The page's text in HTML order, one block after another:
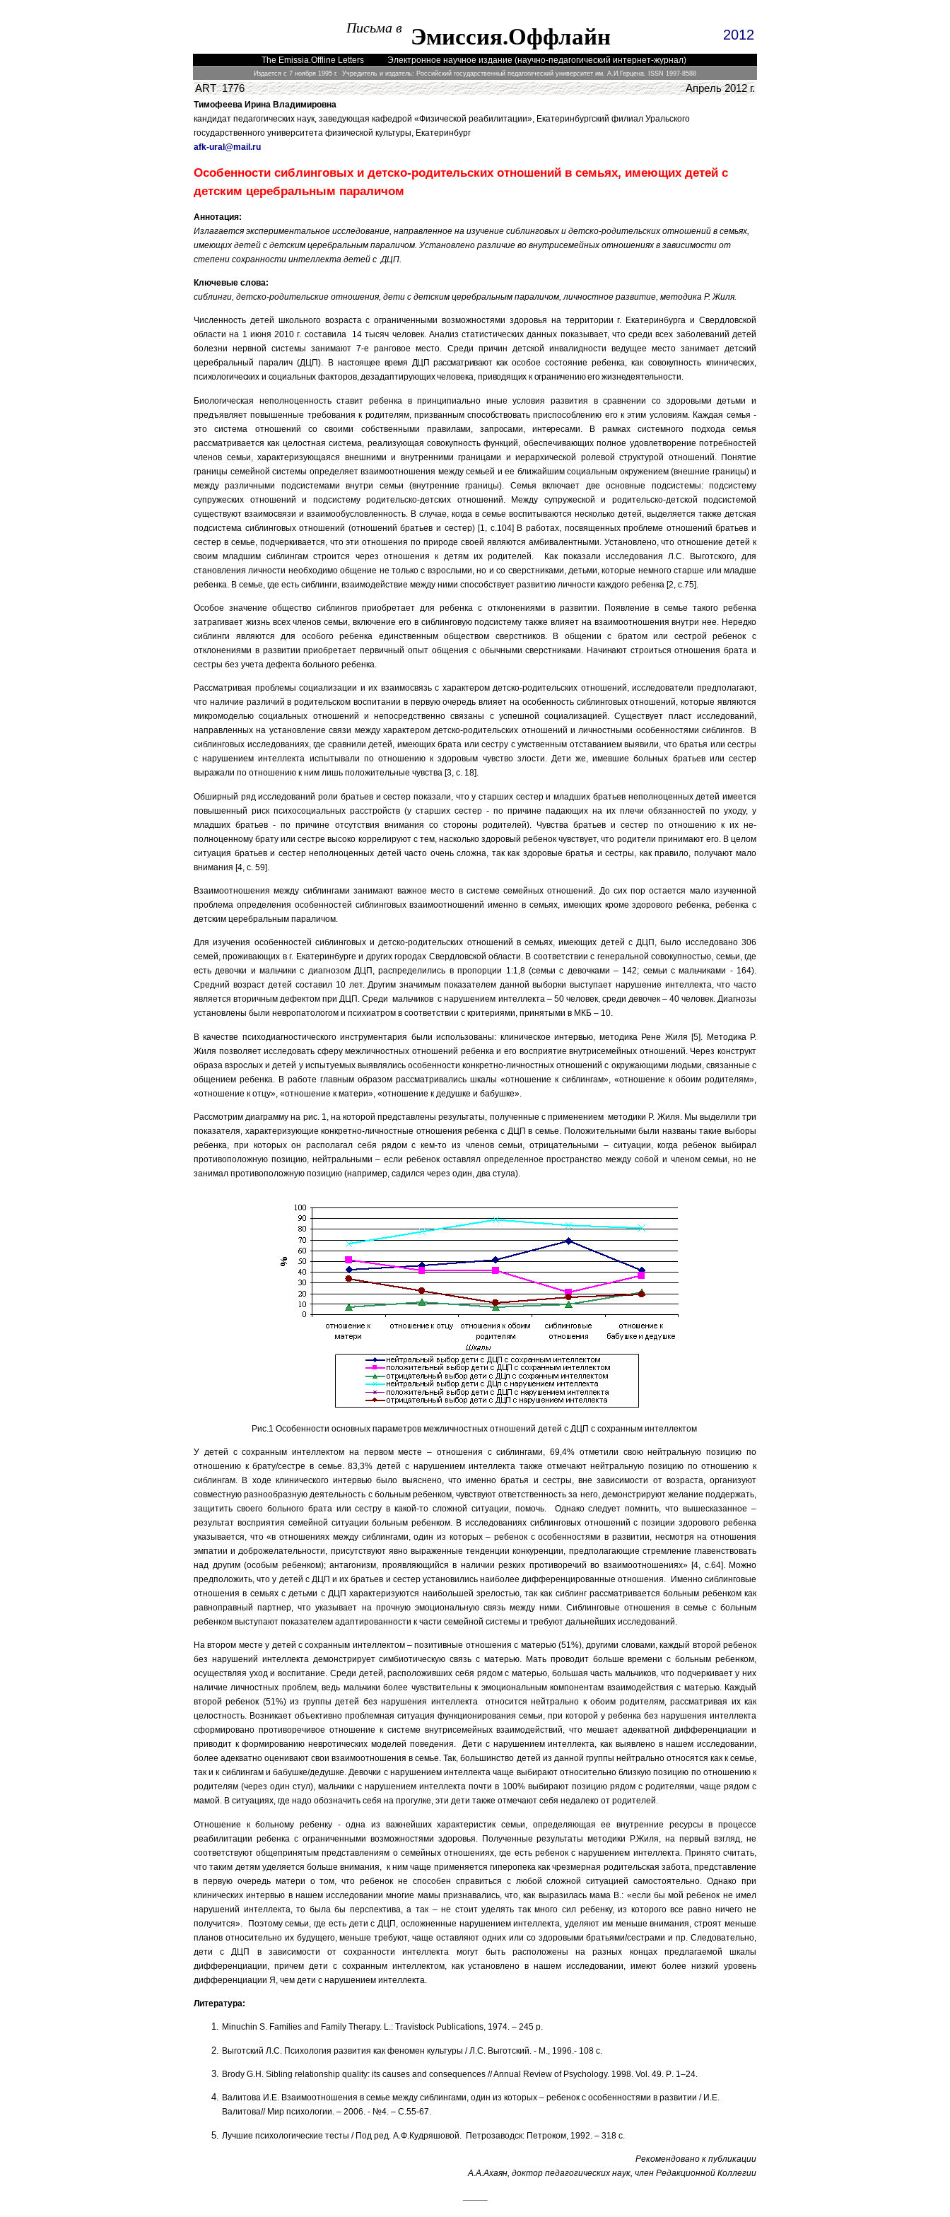
Письма в Эмиссия.Оффлайн 2012
The Emissia.Offline Letters Электронное научное издание (научно-педагогический интернет-журнал)
Издается с 7 ноября 1995 г. Учредитель и издатель: Российский государственный педагогический университет им. А.И.Герцена. ISSN 1997-8588
ART 1776 Апрель 2012 г.
Тимофеева Ирина Владимировна
кандидат педагогических наук, заведующая кафедрой «Физической реабилитации», Екатеринбургский филиал Уральского
государственного университета физической культуры, Екатеринбург
afk-ural @mail .ru
Особенности сиблинговых и детско-родительских отношений в семьях, имеющих детей с
детским церебральным параличом
Аннотация:
Излагается экспериментальное исследование, направленное на изучение сиблинговых и детско-родительских отношений в семьях,
имеющих детей с детским церебральным параличом. Установлено различие во внутрисемейных отношениях в зависимости от
степени сохранности интеллекта детей с ДЦП.
Ключевые слова:
сиблинги, детско-родительские отношения, дети с детским церебральным параличом, личностное развитие, методика Р. Жиля.
Численность детей школьного возраста с ограниченными возможностями здоровья на территории г. Екатеринбурга и Свердловской
области на 1 июня 2010 г. составила 14 тысяч человек. Анализ статистических данных показывает, что среди всех заболеваний детей
болезни нервной системы занимают 7-е ранговое место. Среди причин детской инвалидности ведущее место занимает детский
церебральный паралич (ДЦП).
В настоящее время ДЦП рассматривают какособое состояние ребенка, как совокупность клинических,
психологических и социальныхфакторов, дезадаптирующих человека, приводящих к ограничению его жизнедеятельности.
Биологическая неполноценность ставит ребенка в принципиально иные условия развития в сравнении со здоровыми детьми и
предъявляет повышенные требования к родителям, призванным способствоватьприспособлению его к этим условиям. Каждая семья -
это система отно­шений со своими собственными правилами, запросами, интересами. В рамках системного подхода семья
рассматривается как целостная система, реализующая совокупность функций, обеспечивающих полное удовлетворение потребностей
членов семьи, характеризующаяся внешними и внутренними границами и иерархической ролевой структурой отношений. Понятие
границы семейной системы определяет взаимоотношения между семьей и ее ближайшим социальным окружением (внешние границы) и
между различными подсистемами внутри семьи (внутренние границы). Семья включает две основные подсистемы: подсистему
супружеских отношений и подсистему родительско-детских отношений. Между супружеской и родительско-детской подсистемой
существуют взаимосвязи и взаимообусловленность. В случае, когда в семье воспитываются несколько детей, выделяется также детская
подсистема сиблинговых отношений (отношений братьев и сестер) [1, с.104] В работах, посвященных проблеме отношений братьев и
сестер в семье, подчеркивается, что эти отношения по природе своей являются амбивалентными. Установлено, что отношение детей к
своим младшим сиблингам строится через отношения к детям их родителей. Как показали исследования Л.С. Выготского, для
становления личности необходимо общение не только с взрослыми, но и со сверстниками, детьми, которые немного старше или младше
ребенка. В семье, где есть сиблинги, взаимодействие между ними способствует развитию личности каждого ребенка [2, с.75].
Особое значение общество сиблингов приобретает для ребенка с отклонениями в развитии. Появление в семье такого ребенка
затрагивает жизнь всех членов семьи, включение его в сиблинговую подсистему также влияет на взаимоотношения внутри нее. Нередко
сиблинги являются для особого ребенка единственным обществом сверстников. В общении с братом или сестрой ребенок с
отклонениями в развитии приобретает первичный опыт общения с обычными сверстни­ками. Начинают строиться отношения брата и
сестры без учета дефекта больного ребенка.
Рассматривая проблемы социализации и их взаимосвязь с характером детско-родительских отношений, исследователи предполагают,
что наличие различий в родительском воспитании в первую очередь влияет на особенность сиблинговых отношений, которые являются
микромоделью социальных отношений и непосредственно связаны с успешной социализацией. Существует пласт исследований,
направленных на установление связи между характером детско-родительских отношений и личностными особенностями сиблингов.
В
сиблинговых исследованиях, где сравнили детей, имеющих брата или сестру с умственным отставанием выявили, что братья или сестры
с нарушением интеллекта испытывали по отношению к здоровым чувство злости. Дети же, имевшие больных братьев или сестер
выражали по отношению к ним лишь положительные чувства [3, с. 18].
Обширный ряд исследований роли братьев и сестер показали, что у стар­ших сестер и младших братьев неполноценных детей имеется
повышенный риск психосоциальных расстройств (у старших сестер - по причине падающих на их плечи обязанностей по уходу, у
младших братьев - по причине отсутствия вни­мания со стороны родителей). Чувства братьев и сестер по отношению к их не­
полноценному брату или сестре высоко коррелируют с тем, насколько здоровый ребенок чувствует, что родители принимают его. В целом
ситуация братьев и сестер неполноценных детей часто очень сложна, так как здоровые братья и сестры, как правило, получают мало
внимания [4, с. 59].
Взаимоотношения между сиблингами занимают важное место в системе семейных отношений. До сих пор остается мало изученной
проблема определения особенностей сиблинговых взаимоотношений именно в семьях, имеющих кроме здорового ребенка, ребенка с
детским церебральным параличом.
Для изучения особенностей сиблинговых и детско-родительских отношений в семьях, имеющих детей с ДЦП, было исследовано 306
семей, проживающих в г. Екатеринбурге и других городах Свердловской области. В соответствии с генеральной совокупностью, семьи, где
есть девочки и мальчики с диагнозом ДЦП, распределились в пропорции 1:1,8 (семьи с девочками – 142; семьи с мальчиками - 164).
Средний возраст детей составил 10 лет. Другим значимым показателем данной выборки выступает нарушение интеллекта, что часто
является вторичным дефектом при ДЦП. Среди мальчиков с нарушением интеллекта – 50 человек, среди девочек – 40 человек. Диагнозы
установлены были невропатологом и психиатром в соответствии с критериями, принятыми в МКБ – 10.
В качестве психодиагностического инструментария были использованы: клиническое интервью, методика Рене Жиля [5]. Методика Р.
Жиля позволяет исследовать сферу межличностных отношений ребенка и его восприятие внутрисемейных отношений. Через конструкт
образа взрослых и детей у испытуемых выявлялись особенности конкретно-личностных отношений с окружающими людьми, связанные с
общением ребенка. В работе главным образом рассматривались шкалы «отношение к сиблингам», «отношение к обоим родителям»,
«отношение к отцу», «отношение к матери», «отношение к дедушке и бабушке».
Рассмотримдиаграмму на рис. 1, накоторой представлены результаты, полученные с применением методики Р. Жиля. Мы выделили три
показателя, характеризующие конкретно-личностные отношения ребенка с ДЦП в семье. Положительными были названы такие выборы
ребенка, при которых он располагал себя рядом с кем-то из членов семьи, отрицательными – ситуации, когда ребенок выбирал
противоположную позицию, нейтральными – если ребенок оставлял определенное пространство между собой и членом семьи, но не
занимал противоположную позицию (например, садился через один, два стула).
Рис.1 Особенности основных параметров межличностных отношений детей с ДЦП с сохранным интеллектом
У детей с сохранным интеллектом на первом месте – отношения с сиблингами, 69,4% отметили свою нейтральную позицию по
отношению к брату/сестре в семье. 83,3% детей с нарушением интеллекта также отмечают нейтральную позицию по отношению к
сиблингам. В ходе клинического интервью было выяснено, что именно братья и сестры, вне зависимости от возраста, организуют
совместную разнообразную деятельность с больным ребенком, чувствуют ответственность за него, демонстрируют желание поддержать,
защитить своего больного брата или сестру в какой-то сложной ситуации, помочь. Однако следует помнить, что вышесказанное –
результат восприятия семейной ситуации больным ребенком. В исследованиях сиблинговых отношений с позиции здорового ребенка
указывается, что «в отношениях между сиблингами, один из которых – ребенок с особенностями в развитии, несмотря на отношения
эмпатии и доброжелательности, присутствуют явно выраженные тенденции конкуренции, предполагающие стремление главенствовать
над другим (особым ребенком); антагонизм, проявляющийся в наличии резких противоречий во взаимоотношениях» [4, с.64]. Можно
предположить, что у детей с ДЦП и их братьев и сестер установились наиболее дифференцированные отношения. Именно сиблинговые
отношения в семьях с детьми с ДЦП характеризуются наибольшей зрелостью, так как сиблинг рассматривается больным ребенком как
равноправный партнер, что указывает на прочную эмоциональную связь между ними. Сиблинговые отношения в семье с больным
ребенком выступают показателем адаптированности к части семейной системы и требуют дальнейших исследований.
На втором месте у детей с сохранным интеллектом – позитивные отношения с матерью (51%), другими словами, каждый второй ребенок
без нарушений интеллекта демонстрирует симбиотическую связь с матерью. Мать проводит больше времени с больным ребенком,
осуществляя уход и воспитание. Среди детей, расположивших себя рядом с матерью, большая часть мальчиков, что подчеркивает у них
наличие личностных проблем, ведь мальчики более чувствительны к эмоциональным компонентам взаимодействия с матерью. Каждый
второй ребенок (51%) из группы детей без нарушения интеллекта относится нейтрально к обоим родителям, рассматривая их как
целостность. Возникает объективно проблемная ситуация функционирования семьи, при которой у ребенка без нарушения интеллекта
сформировано противоречивое отношение к системе внутрисемейных взаимодействий, что мешает адекватной дифференциации и
приводит к формированию невротических моделей поведения. Дети с нарушением интеллекта, как выявлено в нашем исследовании,
более адекватно оценивают свои взаимоотношения в семье. Так, большинство детей из данной группы нейтрально относятся как к семье,
так и к сиблингам и бабушке/дедушке. Девочки с нарушением интеллекта чаще выбирают относительно близкую позицию по отношению к
родителям (через один стул), мальчики с нарушением интеллекта почти в 100% выбирают позицию рядом с родителями, чаще рядом с
мамой. В ситуациях, где надо обозначить себя на прогулке, эти дети также отмечают себя недалеко от родителей.
Отношение к больному ребенку - одна из важнейших характеристик семьи, определяющая ее внутренние ресурсы в процессе
реабилитации ребенка с ограниченными возможностями здоровья. Полученные результаты методики Р.Жиля, на первый взгляд, не
соответствуют общепринятым представлениям о семейных отношениях, где есть ребенок с нарушением интеллекта. Принято считать,
что таким детям уделяется больше внимания, к ним чаще применяется гиперопека как чрезмерная родительская забота, представление
в первую очередь матери о том, что ребенок не способен справиться с любой сложной ситуацией самостоятельно. Однако при
клинических интервью в нашем исследовании многие мамы признавались, что, как выразилась мама В.: «если бы мой ребенок не имел
нарушений интеллекта, то была бы перспектива, а так – не стоит уделять так много сил ребенку, из которого все равно ничего не
получится». Поэтому семьи, где есть дети с ДЦП, осложненные нарушением интеллекта, уделяют им меньше внимания, строят меньше
планов относительно их будущего, меньше требуют, чаще оставляют одних или со здоровыми братьями/сестрами и пр. Следовательно,
дети с ДЦП в зависимости от сохранности интеллекта могут быть расположены на разных концах предлагаемой шкалы
дифференциации, причем дети с сохранным интеллектом, как установлено в нашем исследовании, имеют более низкий уровень
дифференциации Я, чем дети с нарушением интеллекта.
Литература:
Minuchin S. Families and Family Therapy. L.: Travistock Publications, 1974. – 245 р.
Выготский Л.С. Психология развития как феномен культуры / Л.С. Выготский. - М., 1996.- 108 с.
Brody G.H. Sibling relationship quality: its causes and consequences // Annual Review of Psychology. 1998. Vol. 49. P. 1–24.
Валитова И.Е. Взаимоотношения в семье между сиблингами, один из которых – ребенок с особенностями в развитии / И.Е.
Валитова// Мир психологии. – 2006. - №4. – С.55-67.
Лучшие психологические тесты / Под ред. А.Ф.Кудряшовой. Петрозаводск: Петроком, 1992. – 318 с.
Рекомендовано к публикации
А.А.Ахаян, доктор педагогических наук, член Редакционной Коллегии